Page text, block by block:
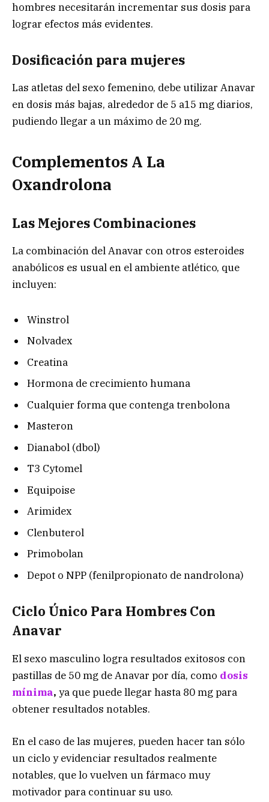
hombres necesitarán incrementar sus dosis para
lograr efectos más evidentes.
Dosificación para mujeres
Las atletas del sexo femenino, debe utilizar Anavar
en dosis más bajas, alrededor de 5 a15 mg diarios,
pudiendo llegar a un máximo de 20 mg.
Complementos A La
Oxandrolona
Las Mejores Combinaciones
La combinación del Anavar con otros esteroides
anabólicos es usual en el ambiente atlético, que
incluyen:
Winstrol
Nolvadex
Creatina
Hormona de crecimiento humana
Cualquier forma que contenga trenbolona
Masteron
Dianabol (dbol)
T3 Cytomel
Equipoise
Arimidex
Clenbuterol
Primobolan
Depot o NPP (fenilpropionato de nandrolona)
Ciclo Único Para Hombres Con
Anavar
El sexo masculino logra resultados exitosos con
pastillas de 50 mg de Anavar por día, como dosis
mínima, ya que puede llegar hasta 80 mg para
obtener resultados notables.
En el caso de las mujeres, pueden hacer tan sólo
un ciclo y evidenciar resultados realmente
notables, que lo vuelven un fármaco muy
motivador para continuar su uso.